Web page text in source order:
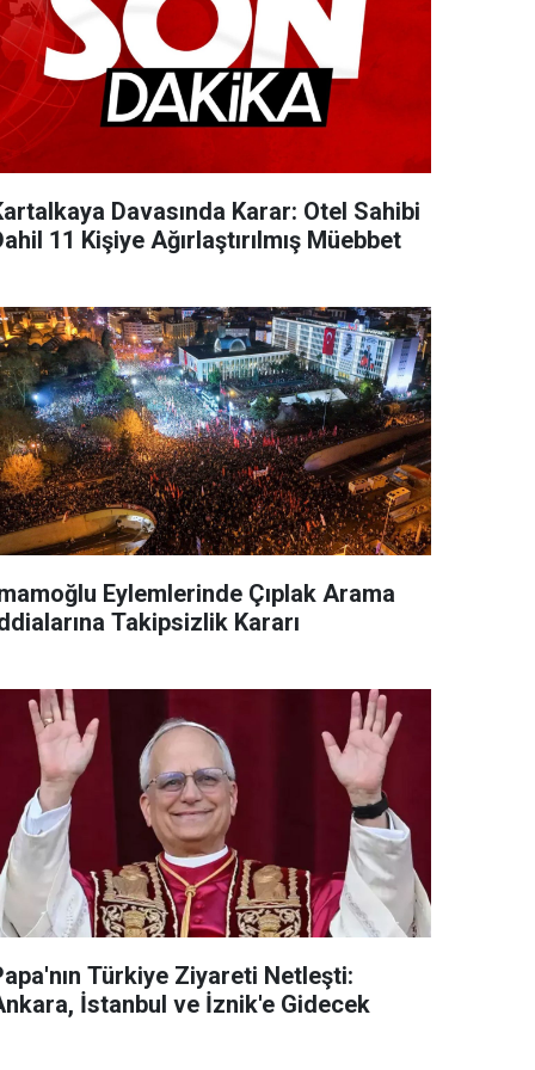
Davasında Karar: Otel Sahibi
11 Kişiye Ağırlaştırılmış Müebbet
Eylemlerinde Çıplak Arama
Takipsizlik Kararı
Türkiye Ziyareti Netleşti:
İstanbul ve İznik'e Gidecek